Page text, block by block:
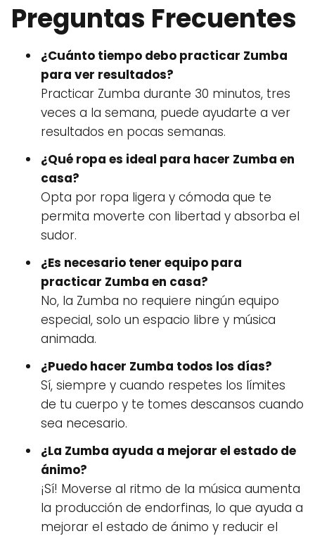
Preguntas Frecuentes
¿Cuánto tiempo debo practicar Zumba
para ver resultados?
Practicar Zumba durante 30 minutos, tres
veces a la semana, puede ayudarte a ver
resultados en pocas semanas.
¿Qué ropa es ideal para hacer Zumba en
casa?
Opta por ropa ligera y cómoda que te
permita moverte con libertad y absorba el
sudor.
¿Es necesario tener equipo para
practicar Zumba en casa?
No, la Zumba no requiere ningún equipo
especial, solo un espacio libre y música
animada.
¿Puedo hacer Zumba todos los días?
Sí, siempre y cuando respetes los límites
de tu cuerpo y te tomes descansos cuando
sea necesario.
¿La Zumba ayuda a mejorar el estado de
ánimo?
¡Sí! Moverse al ritmo de la música aumenta
la producción de endorfinas, lo que ayuda a
mejorar el estado de ánimo y reducir el